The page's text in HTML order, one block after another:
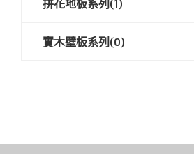
拼花地板系列(1)
實木壁板系列(0)